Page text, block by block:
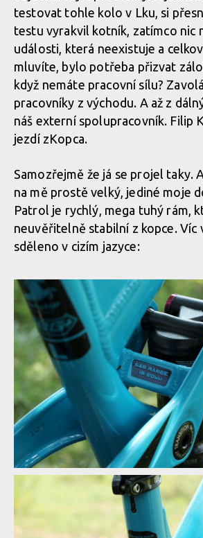
Test: Transition Sentinel - kolo vyrobené
Test: Transition Sentinel - kolo vyrobené
testovat tohle kolo v Lku, si
testu vyrakvil kotník, zatímco nic
události, která neexistuje a
mluvíte, bylo potřeba přizvat
když nemáte pracovní sílu?
pracovníky z východu. A až z
náš externí spolupracovník. Filip
jezdí zKopca.
Samozřejmě že já se projel taky.
na mě prostě velký, jediné moje
Patrol je rychlý, mega tuhý rám,
neuvěřitelně stabilní z kopce. Víc
sděleno v cizím jazyce:
Test: Transition Sentinel - kolo vyrobené
Test: Transition Sentinel - kolo vyrobené